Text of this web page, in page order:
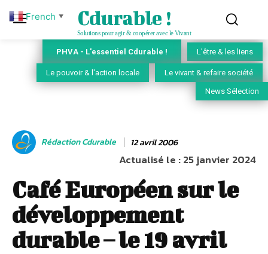
Cdurable !
Solutions pour agir & coopérer avec le Vivant
PHVA - L'essentiel Cdurable ! L'être & les liens
Le pouvoir & l'action locale Le vivant & refaire société
News Sélection
Rédaction Cdurable 12 avril 2006
Actualisé le :25 janvier 2024
Café Européen sur le
développement
durable – le 19 avril
French ▼